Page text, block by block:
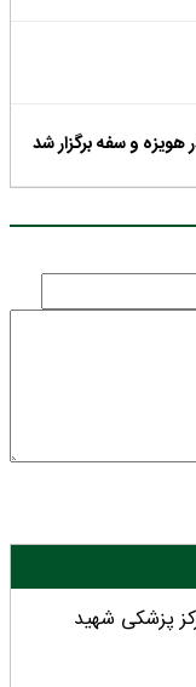
هویزه و سفه برگزار شد
پزشکی شهید